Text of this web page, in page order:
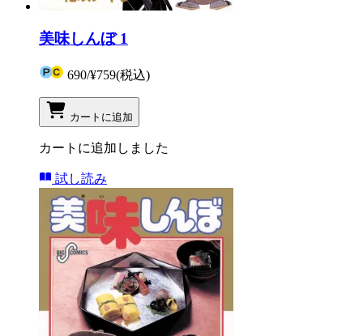
美味しんぼ 1
690/¥759(税込)
カートに追加
カートに追加しました
試し読み